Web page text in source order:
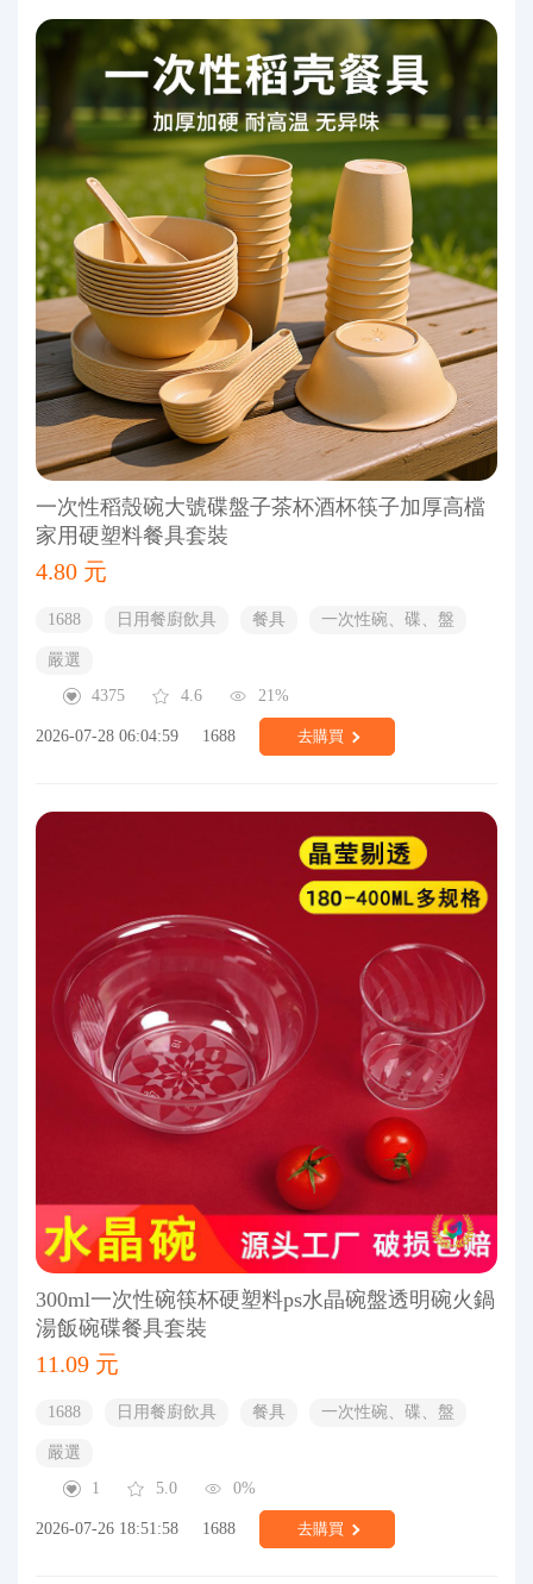
一次性稻殼碗大號碟盤子茶杯酒杯筷子加厚高檔
家用硬塑料餐具套裝
4.80 元
1688 日用餐廚飲具 餐具 一次性碗、碟、盤
嚴選
4375
4.6 21%
2026-07-28 06:04:59 1688 去購買
300ml一次性碗筷杯硬塑料ps水晶碗盤透明碗火鍋
湯飯碗碟餐具套裝
11.09 元
1688 日用餐廚飲具 餐具 一次性碗、碟、盤
嚴選
1
5.0 0%
2026-07-26 18:51:58 1688 去購買